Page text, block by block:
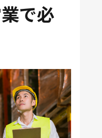
機能一覧
ました！
見る コラム一覧
で必